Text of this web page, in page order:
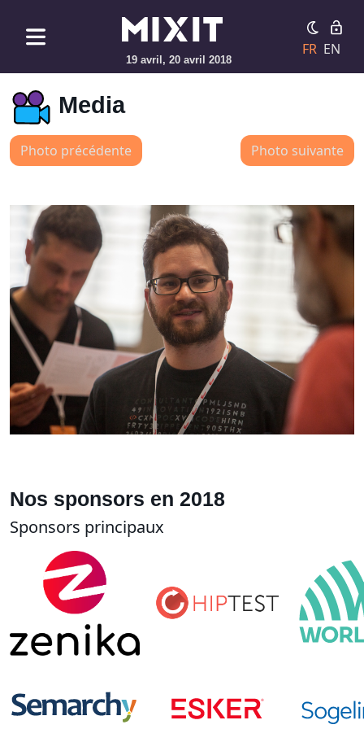
19 avril, 20 avril 2018
FR EN
Media
Photo précédente Photo suivante
Nos sponsors en 2018
Sponsors principaux